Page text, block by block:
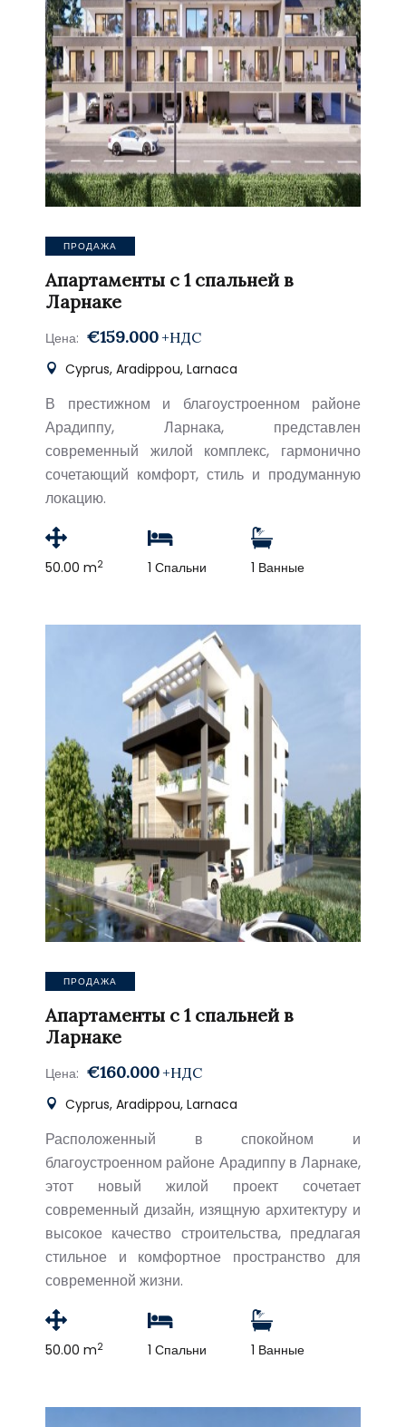
ПРОДАЖА
Апартаменты с 1 спальней в
Ларнаке
Цена: €159.000 +НДС
Cyprus, Aradippou, Larnaca
В престижном и благоустроенном районе
Арадиппу, Ларнака, представлен
современный жилой комплекс, гармонично
сочетающий комфорт, стиль и продуманную
локацию.
50.00 m2 1 Спальни 1 Ванные
ПРОДАЖА
Апартаменты с 1 спальней в
Ларнаке
Цена: €160.000 +НДС
Cyprus, Aradippou, Larnaca
Расположенный в спокойном и
благоустроенном районе Арадиппу в Ларнаке,
этот новый жилой проект сочетает
современный дизайн, изящную архитектуру и
высокое качество строительства, предлагая
стильное и комфортное пространство для
современной жизни.
50.00 m2 1 Спальни 1 Ванные